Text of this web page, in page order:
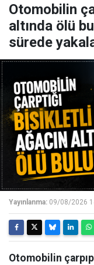
Otomobilin
altında ölü
sürede
Yayınlanma: 09/08/2026
Otomobilin